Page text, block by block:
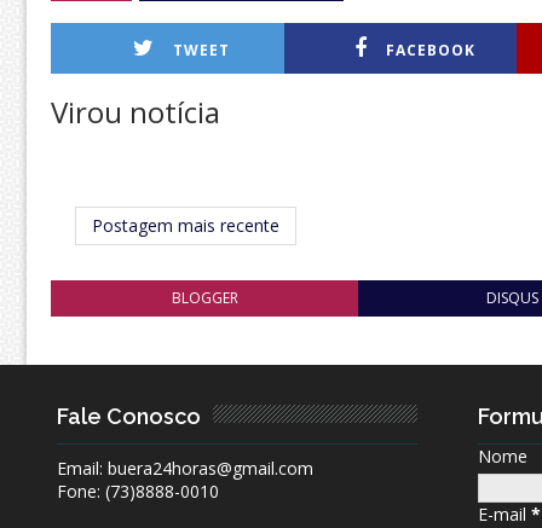
TWEET FACEBOOK
Virou notícia
Postagem mais recente
BLOGGER DISQUS
Fale Conosco
Email: buera24horas@gmail.com
Fone: (73)8888-0010
Nome
E-mail *